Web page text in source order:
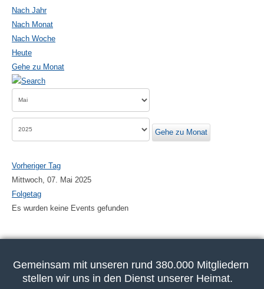
Nach Jahr
Nach Monat
Nach Woche
Heute
Gehe zu Monat
Gehe zu Monat
Vorheriger Tag
Mittwoch, 07. Mai 2025
Folgetag
Es wurden keine Events gefunden
Gemeinsam mit unseren rund 380.000 Mitgliedern
stellen wir uns in den Dienst unserer Heimat.